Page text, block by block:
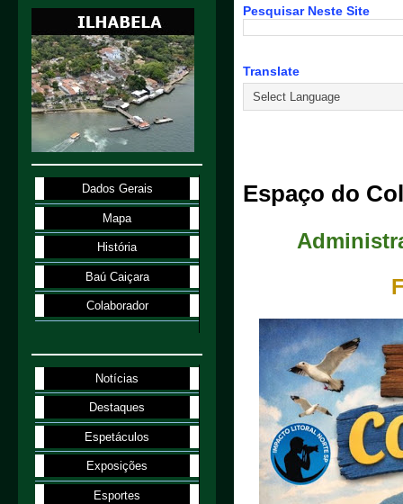
Pesquisar Neste Site
Translate
Espaço do
Dados Gerais
Mapa
História
Baú Caiçara
Colaborador
Notícias
Destaques
Espetáculos
Exposições
Esportes